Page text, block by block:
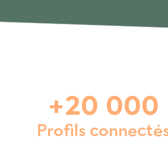
+20 000
Profils